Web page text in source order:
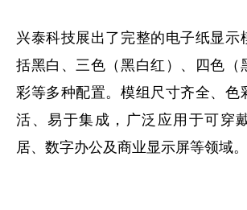
兴泰科技展出了完整的电子纸显示
括黑白、三色（黑白红）、四色（
彩等多种配置。模组尺寸齐全、色
活、易于集成，广泛应用于可穿
居、数字办公及商业显示屏等领域。